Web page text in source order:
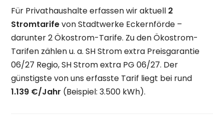
Für Privathaushalte erfassen wir aktuell 2
Stromtarifevon Stadtwerke Eckernförde –
darunter 2 Ökostrom-Tarife. Zu den Ökostrom-
Tarifen zählen u. a. SH Strom extra Preisgarantie
06/27 Regio, SH Strom extra PG 06/27. Der
günstigste von uns erfasste Tarif liegt bei rund
1.139 €/Jahr (Beispiel: 3.500 kWh).